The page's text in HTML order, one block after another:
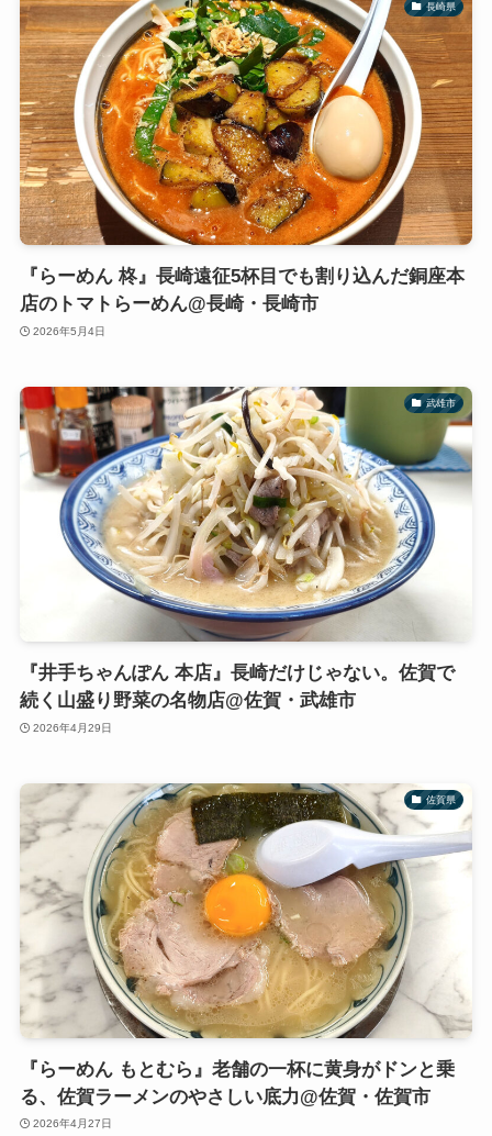
長崎県
『らーめん 柊』長崎遠征5杯目でも割り込んだ銅座本
店のトマトらーめん@長崎・長崎市
2026年5月4日
武雄市
『井手ちゃんぽん 本店』長崎だけじゃない。佐賀で
続く山盛り野菜の名物店@佐賀・武雄市
2026年4月29日
佐賀県
『らーめん もとむら』老舗の一杯に黄身がドンと乗
る、佐賀ラーメンのやさしい底力@佐賀・佐賀市
2026年4月27日